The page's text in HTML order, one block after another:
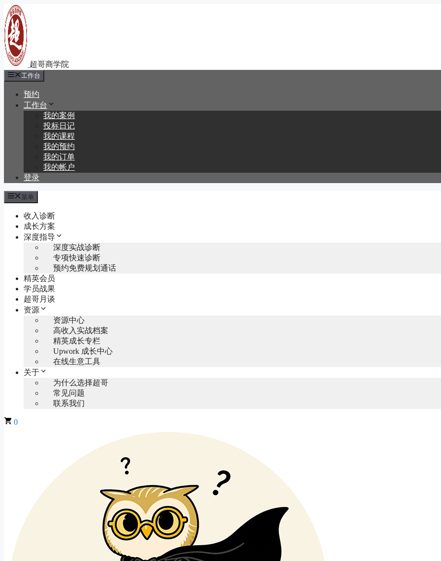
跳
至
内
容
工作台
预约
工作台
我的案例
投标日记
我的课程
我的预约
我的订单
我的帐户
登录
菜单
收入诊断
成长方案
深度指导
深度实战诊断
专项快速诊断
预约免费规划通话
精英会员
学员战果
超哥月谈
资源
资源中心
高收入实战档案
精英成长专栏
Upwork 成长中心
在线生意工具
关于
为什么选择超哥
常见问题
联系我们
0